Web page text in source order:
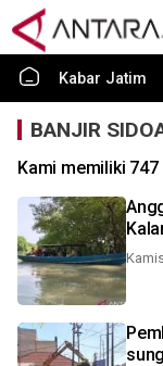
Kabar Jatim
BANJIR
Kami memiliki